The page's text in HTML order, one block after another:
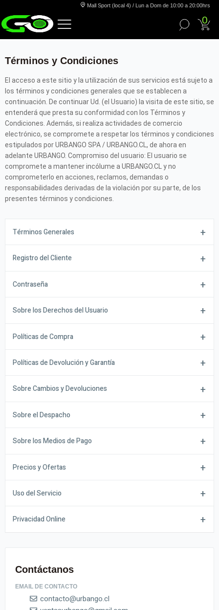
Mall Sport (local 4) / Lun a Dom de 10:00 a 20:00hrs
0
Términos y Condiciones
El acceso a este sitio y la utilización de sus servicios está sujeto a
los términos y condiciones generales que se establecen a
continuación. De continuar Ud. (el Usuario) la visita de este sitio, se
entenderá que presta su conformidad con los Términos y
Condiciones. Además, si realiza actividades de comercio
electrónico, se compromete a respetar los términos y condiciones
estipulados por URBANGO SPA / URBANGO.CL, de ahora en
adelante URBANGO. Compromiso del usuario: El usuario se
compromete a mantener incólume a URBANGO.CL y no
comprometerlo en acciones, reclamos, demandas o
responsabilidades derivadas de la violación por su parte, de los
presentes términos y condiciones.
Términos Generales
Registro del Cliente
Contraseña
Sobre los Derechos del Usuario
Políticas de Compra
Políticas de Devolución y Garantía
Sobre Cambios y Devoluciones
Sobre el Despacho
Sobre los Medios de Pago
Precios y Ofertas
Uso del Servicio
Privacidad Online
Contáctanos
EMAIL DE CONTACTO
contacto@urbango.cl